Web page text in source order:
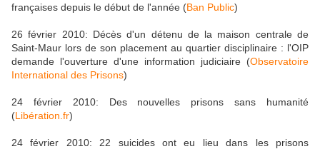
françaises depuis le début de l'année (Ban Public)
26 février 2010: Décès d'un détenu de la maison centrale de
Saint-Maur lors de son placement au quartier disciplinaire : l'OIP
demande l'ouverture d'une information judiciaire (Observatoire
International des Prisons)
24 février 2010: Des nouvelles prisons sans humanité
(Libération.fr)
24 février 2010: 22 suicides ont eu lieu dans les prisons